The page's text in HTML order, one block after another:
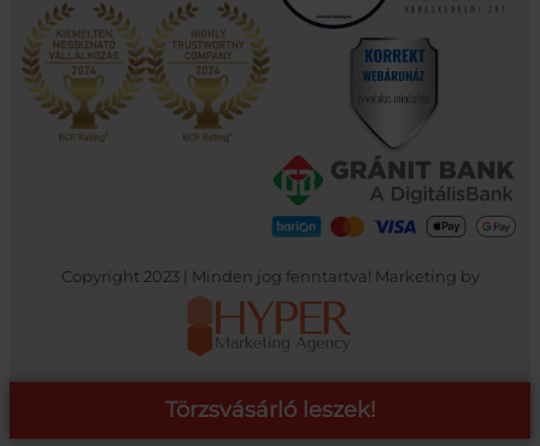
Copyright 2023 | Minden jog fenntartva! Marketing by
Törzsvásárló leszek!